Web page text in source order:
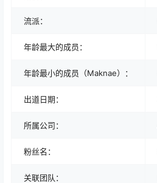
流派：
年龄最大的成员：
年龄最小的成员（Maknae）：
出道日期：
所属公司：
粉丝名：
关联团队：